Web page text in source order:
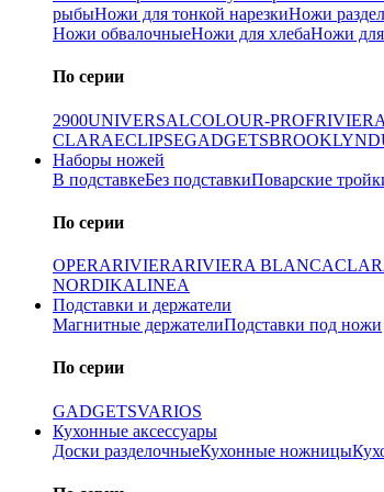
рыбыНожи для тонкой нарезкиНожи
Ножи обвалочныеНожи для хлебаНожи для
По серии
2900UNIVERSALCOLOUR-PROFRIVIERA
CLARAECLIPSEGADGETSBROOKLYN
Наборы ножей
В подставкеБез подставкиПоварские
По серии
OPERARIVIERARIVIERA BLANCA
NORDIKALINEA
Подставки и держатели
Магнитные держателиПодставки под ножи
По серии
GADGETSVARIOS
Кухонные аксессуары
Доски разделочныеКухонные ножницы